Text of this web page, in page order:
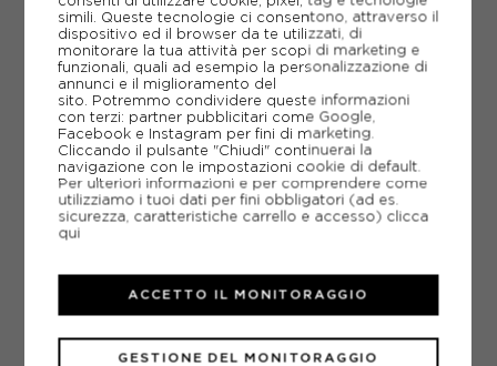
EUR 36 / UK 3,5 EUR 36 2/3 / UK 4
EUR 37 1/3 / UK 4,5 EUR 38 / UK 5
EUR 38 2/3 / UK 5,5 EUR 39 1/3 / UK 6
EUR 40 / UK 6,5
-46% 48,60€
90,00€
simili. Queste tecnologie ci consentono, attraverso il
dispositivo ed il browser da te utilizzati, di
monitorare la tua attività per scopi di marketing e
funzionali, quali ad esempio la personalizzazione di
annunci e il miglioramento del
sito. Potremmo condividere queste informazioni
con terzi: partner pubblicitari come Google,
Facebook e Instagram per fini di marketing.
Cliccando il pulsante "Chiudi" continuerai la
navigazione con le impostazioni cookie di default.
Per ulteriori informazioni e per comprendere come
utilizziamo i tuoi dati per fini obbligatori (ad es.
sicurezza, caratteristiche carrello e accesso) clicca
qui
GESTIONE DEL MONITORAGGIO
ACCETTO IL MONITORAGGIO